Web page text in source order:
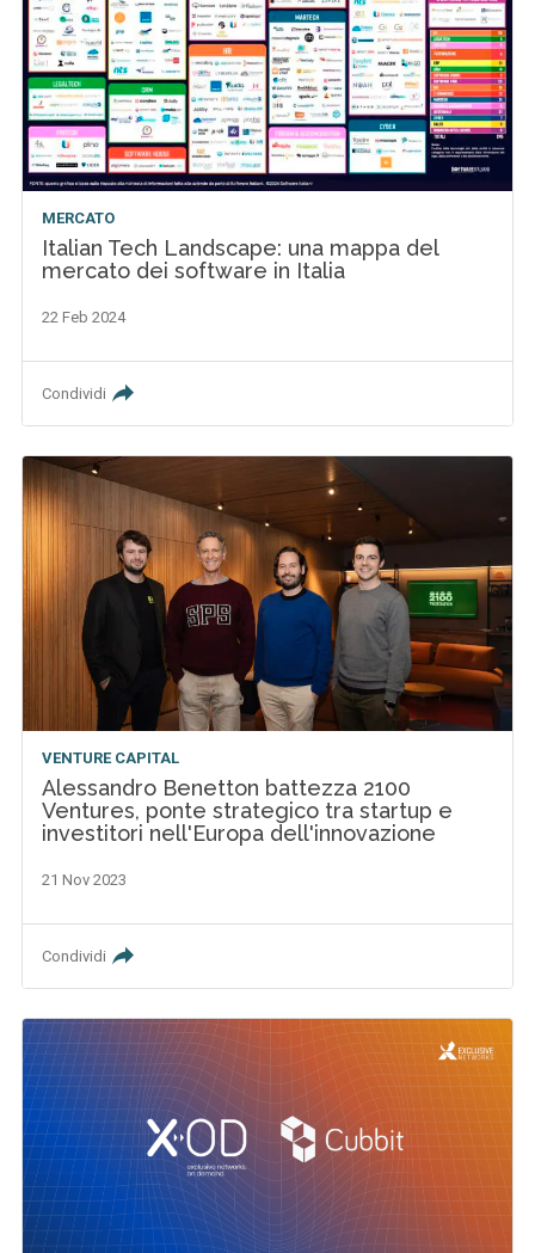
MERCATO
Italian Tech Landscape: una mappa del
mercato dei software in Italia
22 Feb 2024
Condividi
VENTURE CAPITAL
Alessandro Benetton battezza 2100
Ventures, ponte strategico tra startup e
investitori nell'Europa dell'innovazione
21 Nov 2023
Condividi